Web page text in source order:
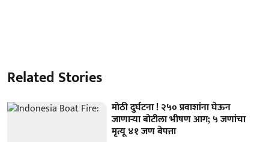
Related Stories
मोठी दुर्घटना ! २५० प्रवाशांना घेऊन
जाणाऱ्या बोटीला भीषण आग; ५ जणांचा
मृत्यू ४१ जण बेपत्ता